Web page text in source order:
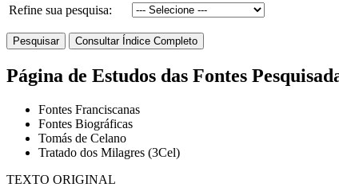
Refine sua pesquisa:
Página de Estudos das Fontes
Fontes Franciscanas
Fontes Biográficas
Tomás de Celano
Tratado dos Milagres (3Cel)
TEXTO ORIGINAL